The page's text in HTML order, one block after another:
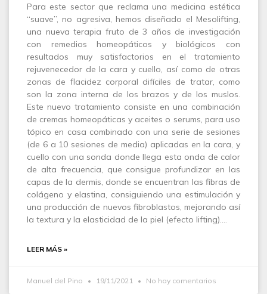
Para este sector que reclama una medicina estética
“suave”, no agresiva, hemos diseñado el Mesolifting,
una nueva terapia fruto de 3 años de investigación
con remedios homeopáticos y biológicos con
resultados muy satisfactorios en el tratamiento
rejuvenecedor de la cara y cuello, así como de otras
zonas de flacidez corporal difíciles de tratar, como
son la zona interna de los brazos y de los muslos.
Este nuevo tratamiento consiste en una combinación
de cremas homeopáticas y aceites o serums, para uso
tópico en casa combinado con una serie de sesiones
(de 6 a 10 sesiones de media) aplicadas en la cara, y
cuello con una sonda donde llega esta onda de calor
de alta frecuencia, que consigue profundizar en las
capas de la dermis, donde se encuentran las fibras de
colágeno y elastina, consiguiendo una estimulación y
una producción de nuevos fibroblastos, mejorando así
la textura y la elasticidad de la piel (efecto lifting).…
LEER MÁS »
Manuel del Pino 19/11/2021 No hay comentarios